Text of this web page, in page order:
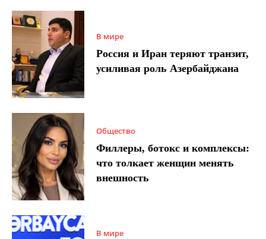
В мире
Россия и Иран теряют транзит,
усиливая роль Азербайджана
Общество
Филлеры, ботокс и комплексы:
что толкает женщин менять
внешность
В мире